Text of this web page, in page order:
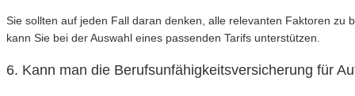
Sie sollten auf jeden Fall daran denken, alle relevanten Faktoren
kann Sie bei der Auswahl eines passenden Tarifs unterstützen.
6. Kann man die Berufsunfähigkeitsversicherung für